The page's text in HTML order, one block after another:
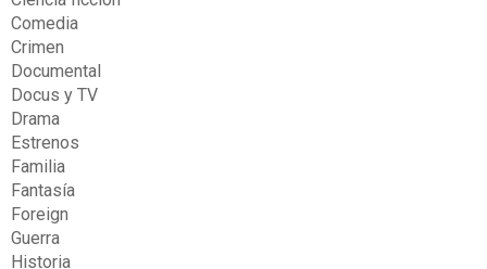
Comedia
Crimen
Documental
Docus y TV
Drama
Estrenos
Familia
Fantasía
Foreign
Guerra
Historia